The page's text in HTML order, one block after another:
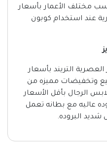
مختلف الأعمار بأسعار
عند استخدام كوبون
التريند بأسعار
وتخفيضات مميزه من
الرجال بأقل الأسعار
عاليه مع بطانه تعمل
البروده.